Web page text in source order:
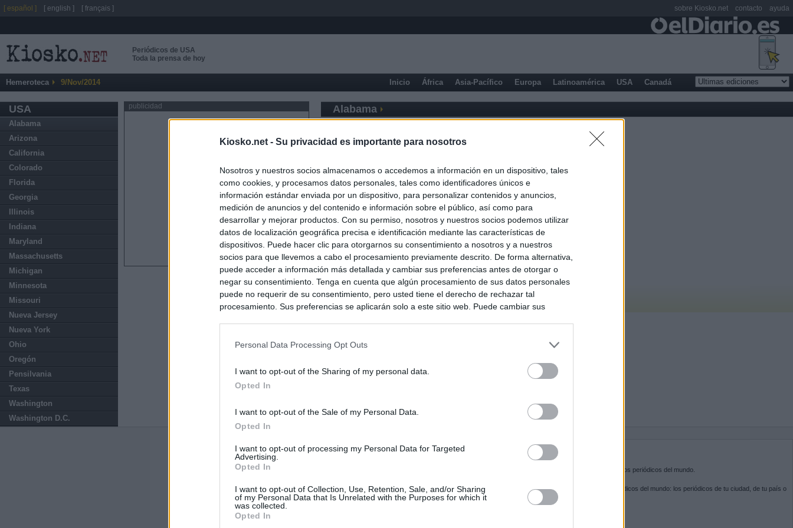
Kiosko.net - Su privacidad es importante para nosotros
Nosotros y nuestros socios almacenamos o accedemos a información en un dispositivo, tales
como cookies, y procesamos datos personales, tales como identificadores únicos e
información estándar enviada por un dispositivo, para personalizar contenidos y anuncios,
medición de anuncios y del contenido e información sobre el público, así como para
desarrollar y mejorar productos. Con su permiso, nosotros y nuestros socios podemos utilizar
datos de localización geográfica precisa e identificación mediante las características de
dispositivos. Puede hacer clic para otorgarnos su consentimiento a nosotros y a nuestros
socios para que llevemos a cabo el procesamiento previamente descrito. De forma alternativa,
puede acceder a información más detallada y cambiar sus preferencias antes de otorgar o
negar su consentimiento. Tenga en cuenta que algún procesamiento de sus datos personales
puede no requerir de su consentimiento, pero usted tiene el derecho de rechazar tal
procesamiento. Sus preferencias se aplicarán solo a este sitio web. Puede cambiar sus
Personal Data Processing Opt Outs
I want to opt-out of the Sharing of my personal data.
Opted In
I want to opt-out of the Sale of my Personal Data.
Opted In
I want to opt-out of processing my Personal Data for Targeted
Advertising.
Opted In
I want to opt-out of Collection, Use, Retention, Sale, and/or Sharing
of my Personal Data that Is Unrelated with the Purposes for which it
was collected.
Opted In
Periódicos de USA
Toda la prensa de hoy
Hemeroteca 9/Nov/2014 Inicio África Asia-Pacífico Europa Latinoamérica USA Canadá
USA
Alabama
Arizona
California
Colorado
Florida
Georgia
Illinois
Indiana
Maryland
Massachusetts
Michigan
Minnesota
Missouri
Nueva Jersey
Nueva York
Ohio
Oregón
Pensilvania
Texas
Washington
Washington D.C.
publicidad Alabama
Últimas noticias
Italia rechaza el ultimátum del Gobierno y mantiene los controles a viajeros de
El Gobierno da un ultimátum a Italia: o levanta los controles a viajeros de
España o adoptará "medidas proporcionales"
SOBRE KIOSKO.NET
es la puerta de entrada a los periódicos del mundo.
Navega por las portadas de los periódicos del mundo: los periódicos de tu ciudad, de tu país o
del otro extremo del mundo.
[ español ] [ english ] [ français ] sobre Kiosko.net contacto ayuda